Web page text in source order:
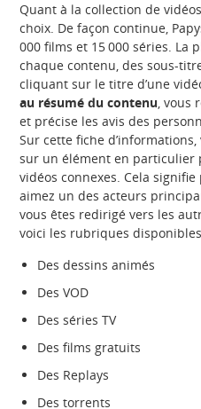
Quant à la collection de
choix. De façon continue,
000 films et 15 000 séries. La
chaque contenu, des sous-
cliquant sur le titre d’une
au résumé du contenu, vous
et précise les avis des
Sur cette fiche
sur un élément en particulier
vidéos connexes. Cela
aimez un des acteurs
vous êtes redirigé vers les
voici les rubriques
Des dessins animés
Des VOD
Des séries TV
Des films gratuits
Des Replays
Des torrents